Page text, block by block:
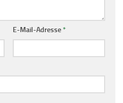
E-Mail-Adresse*